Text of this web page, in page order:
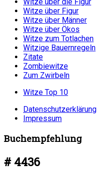
Witze über Figur
Witze über Männer
Witze über Ökos
Witze zum Totlachen
Witzige Bauernregeln
Zitate
Zombiewitze
Zum Zwirbeln
Witze Top 10
Datenschutzerklärung
Impressum
Buchempfehlung
# 4436